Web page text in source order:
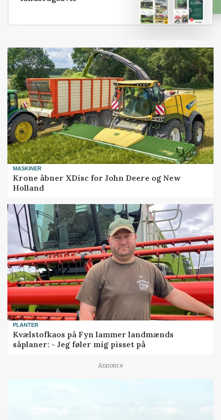
MASKINER
Krone åbner XDisc for John Deere og New
Holland
PLANTER
Kvælstofkaos på Fyn lammer landmænds
såplaner: - Jeg føler mig pisset på
Annonce